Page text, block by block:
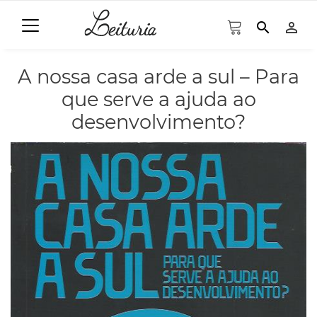
search person_outline
A nossa casa arde a sul – Para
que serve a ajuda ao
desenvolvimento?